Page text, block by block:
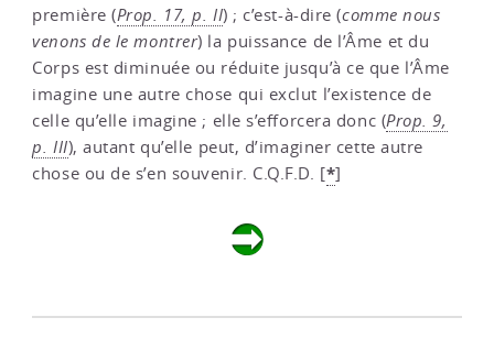
première (Prop. 17, p. II) ; c’est-à-dire (comme nous
venons de le montrer) la puissance de l’Âme et du
Corps est diminuée ou réduite jusqu’à ce que l’Âme
imagine une autre chose qui exclut l’existence de
celle qu’elle imagine ; elle s’efforcera donc (Prop. 9,
p. III), autant qu’elle peut, d’imaginer cette autre
chose ou de s’en souvenir. C.Q.F.D. [*]